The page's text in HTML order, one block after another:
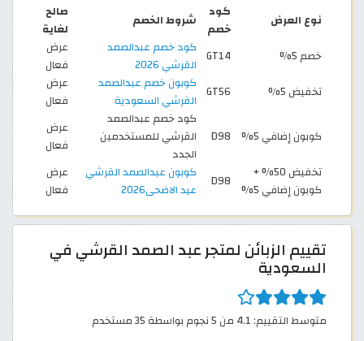
نوع العرض
كود
خصم
شروط الخصم
صالح
لغاية
خصم 5%
GT14 كود خصم عبدالصمد
القرشي 2026
عرض
فعال
تخفيض 5%
GT56 كوبون خصم عبدالصمد
القرشي السعودية
عرض
فعال
كوبون إضافي 5%
D98
كود خصم عبدالصمد
القرشي للمستخدمين
الجدد
عرض
فعال
تخفيض 50% +
كوبون إضافي 5%
D98
كوبون عبدالصمد القرشي
عيد الاضحى2026
عرض
فعال
تقييم الزبائن لمتجر عبد الصمد القرشي في
السعودية
متوسط التقييم: 4.1 من 5 نجوم بواسطة 35 مستخدم